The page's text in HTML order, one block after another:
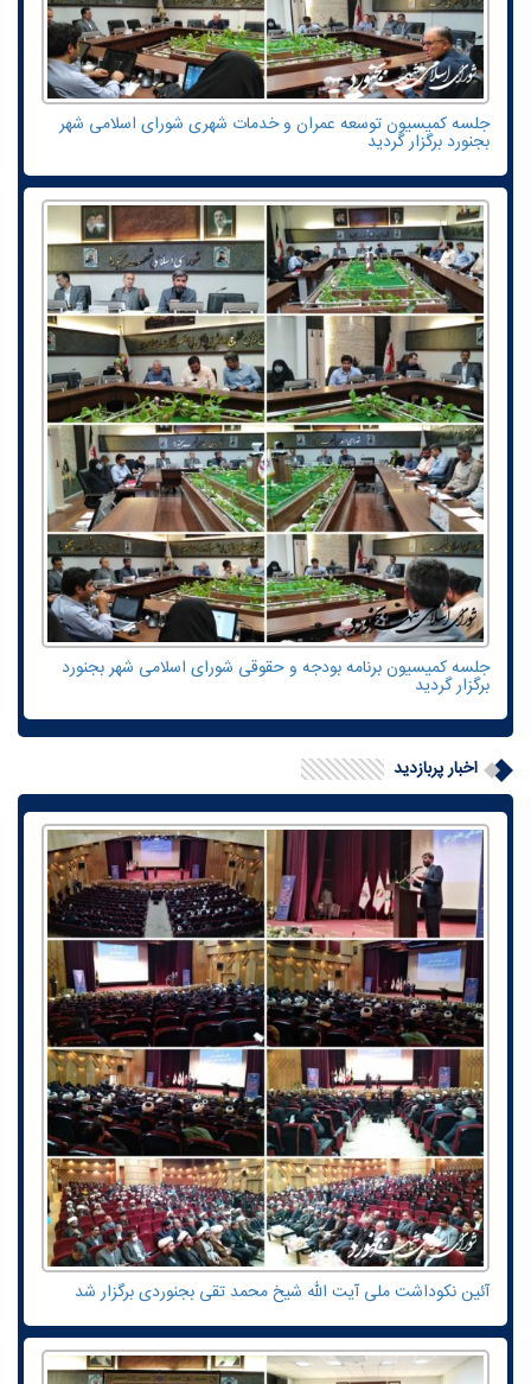
جلسه کمیسیون توسعه عمران و خدمات شهری شورای اسلامی شهر
بجنورد برگزار گردید
جلسه کمیسیون برنامه بودجه و حقوقی شورای اسلامی شهر بجنورد
برگزار گردید
اخبار پربازدید
آئین نکوداشت ملی آیت الله شیخ محمد تقی بجنوردی برگزار شد